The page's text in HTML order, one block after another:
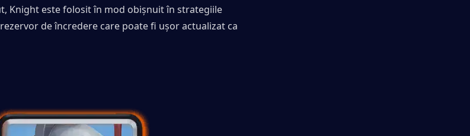
Knight este folosit în mod obișnuit în strategiile
de încredere care poate fi ușor actualizat ca